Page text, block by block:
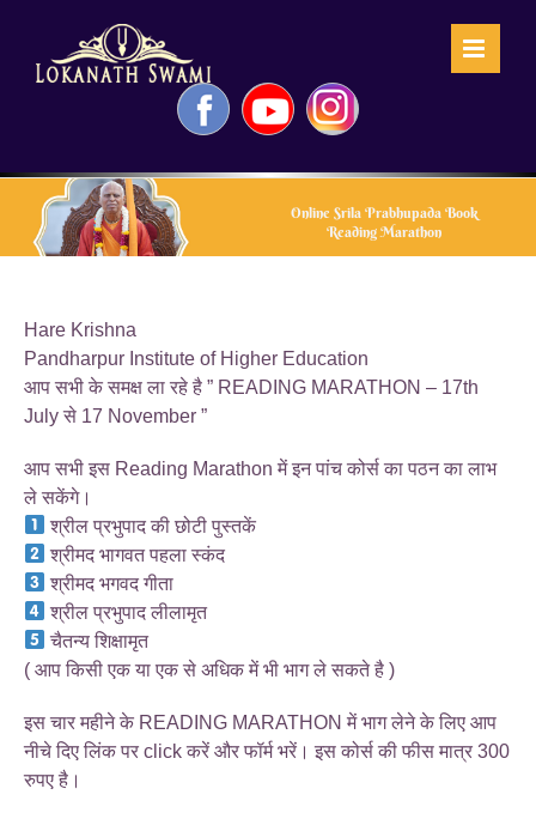
FacebookYouTubeInstagram
Online Srila Prabhupada Book
Reading Marathon
Hare Krishna
Pandharpur Institute of Higher Education
आप सभी के समक्ष ला रहे है ” READING MARATHON – 17th
July से 17 November ”
आप सभी इस Reading Marathon में इन पांच कोर्स का पठन का लाभ
ले सकेंगे।
श्रील प्रभुपाद की छोटी पुस्तकें
श्रीमद भागवत पहला स्कंद
श्रीमद भगवद गीता
श्रील प्रभुपाद लीलामृत
चैतन्य शिक्षामृत
( आप किसी एक या एक से अधिक में भी भाग ले सकते है )
इस चार महीने के READING MARATHON में भाग लेने के लिए आप
नीचे दिए लिंक पर click करें और फॉर्म भरें। इस कोर्स की फीस मात्र 300
रुपए है।